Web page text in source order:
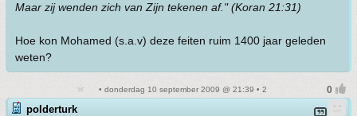
Maar zij wenden zich van Zijn tekenen af." (Koran 21:31)
Hoe kon Mohamed (s.a.v) deze feiten ruim 1400 jaar geleden
weten?
• donderdag 10 september 2009 @ 21:39 • 2
polderturk